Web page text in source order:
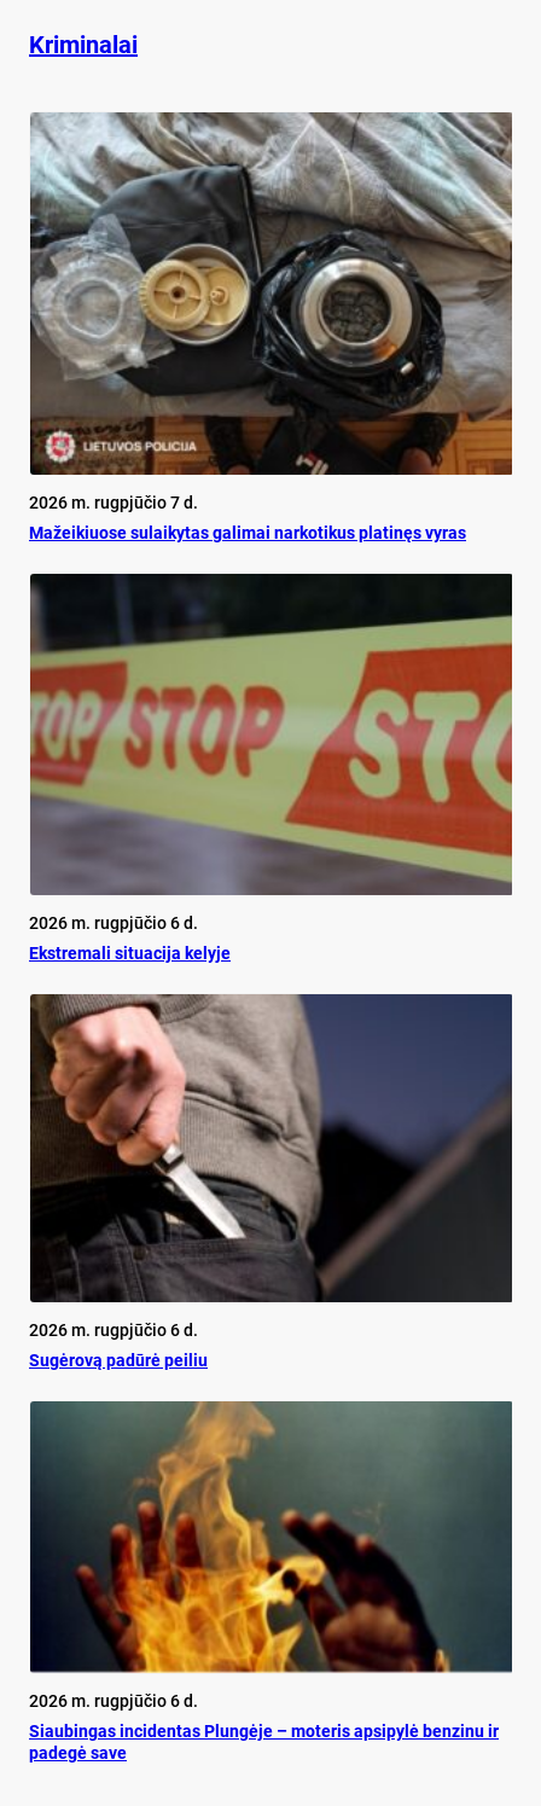
Kriminalai
2026 m. rugpjūčio 7 d.
Mažeikiuose sulaikytas galimai narkotikus platinęs vyras
2026 m. rugpjūčio 6 d.
Ekst­re­ma­li si­tua­ci­ja ke­ly­je
2026 m. rugpjūčio 6 d.
Su­gė­ro­vą pa­dū­rė pei­liu
2026 m. rugpjūčio 6 d.
Siau­bin­gas in­ci­den­tas Plun­gė­je – mo­te­ris ap­si­py­lė ben­zi­nu ir
pa­de­gė sa­ve